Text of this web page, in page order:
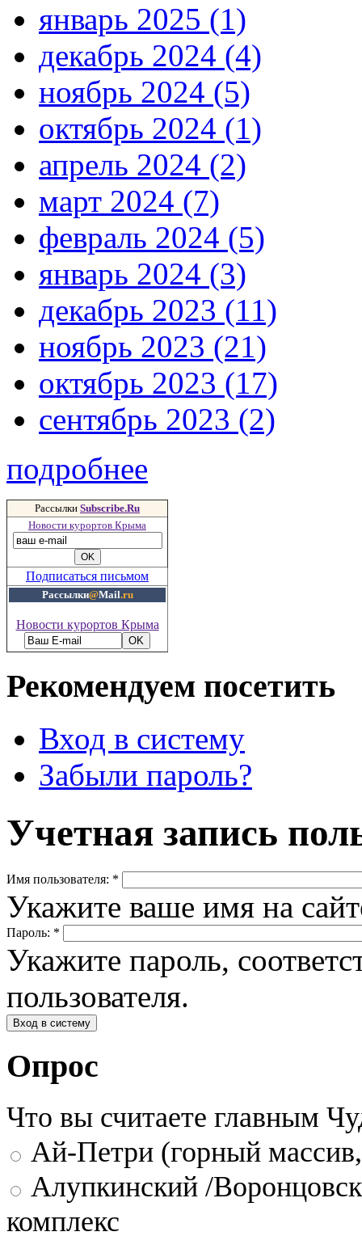
январь 2025 (1)
декабрь 2024 (4)
ноябрь 2024 (5)
октябрь 2024 (1)
апрель 2024 (2)
март 2024 (7)
февраль 2024 (5)
январь 2024 (3)
декабрь 2023 (11)
ноябрь 2023 (21)
октябрь 2023 (17)
сентябрь 2023 (2)
подробнее
Рассылки Subscribe.Ru
Новости курортов Крыма
Подписаться письмом
Рассылки@Mail.ru
Новости курортов Крыма
Рекомендуем посетить
Вход в систему
Забыли пароль?
Учетная запись
Имя пользователя: *
Укажите ваше имя на
Пароль: *
Укажите пароль,
пользователя.
Опрос
Что вы считаете главным
Ай-Петри (горный
Алупкинский /
комплекс